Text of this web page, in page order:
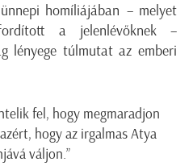
homíliájában – melyet
a jelenlévőknek –
lényege túlmutat az emberi
fel, hogy megmaradjon
hogy az irgalmas Atya
váljon.”